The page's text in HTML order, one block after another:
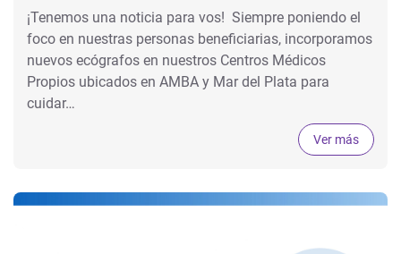
¡Tenemos una noticia para vos! Siempre poniendo el
foco en nuestras personas beneficiarias, incorporamos
nuevos ecógrafos en nuestros Centros Médicos
Propios ubicados en AMBA y Mar del Plata para
cuidar…
Ver más